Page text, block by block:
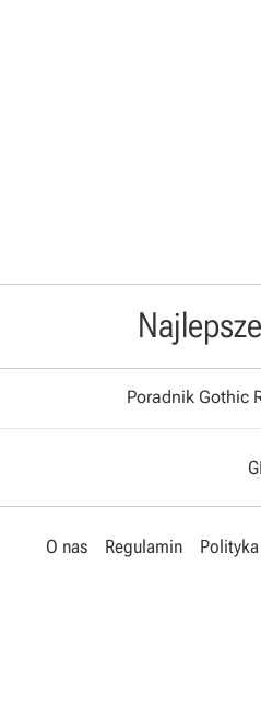
Najlepsze
Poradnik Gothic
O nas Regulamin